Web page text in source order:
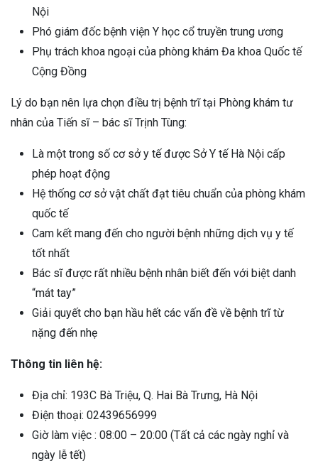
Nội
Phó giám đốc bệnh viện Y học cổ truyền trung ương
Phụ trách khoa ngoại của phòng khám Đa khoa Quốc tế
Cộng Đồng
Lý do bạn nên lựa chọn điều trị bệnh trĩ tại Phòng khám tư
nhân của Tiến sĩ – bác sĩ Trịnh Tùng:
Là một trong số cơ sở y tế được Sở Y tế Hà Nội cấp
phép hoạt động
Hệ thống cơ sở vật chất đạt tiêu chuẩn của phòng khám
quốc tế
Cam kết mang đến cho người bệnh những dịch vụ y tế
tốt nhất
Bác sĩ được rất nhiều bệnh nhân biết đến với biệt danh
“mát tay”
Giải quyết cho bạn hầu hết các vấn đề về bệnh trĩ từ
nặng đến nhẹ
Thông tin liên hệ:
Địa chỉ: 193C Bà Triệu, Q. Hai Bà Trưng, Hà Nội
Điện thoại: 02439656999
Giờ làm việc : 08:00 – 20:00 (Tất cả các ngày nghỉ và
ngày lễ tết)